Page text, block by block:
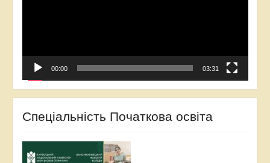
00:00 03:31
Спеціальність Початкова освіта